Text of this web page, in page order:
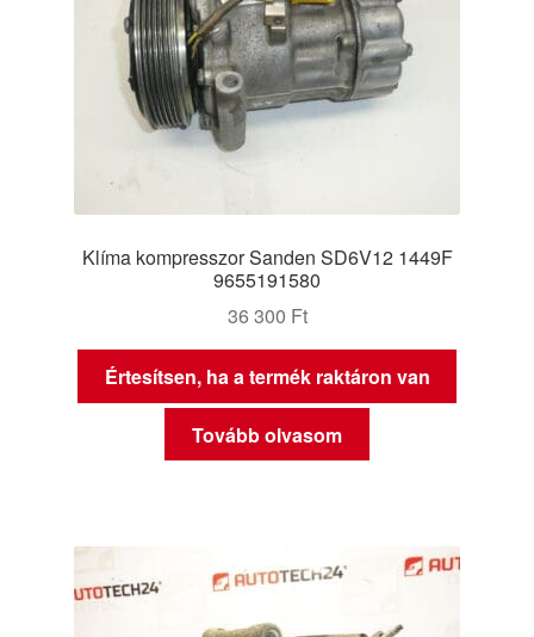
Klíma kompresszor Sanden SD6V12 1449F
9655191580
36 300 Ft
Értesítsen, ha a termék raktáron van
Tovább olvasom